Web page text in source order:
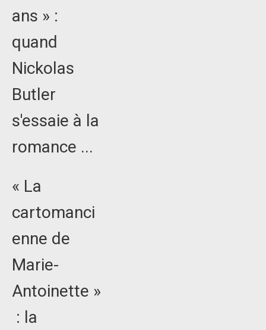
ans » :
quand
Nickolas
Butler
s'essaie à la
romance ...
« La
cartomanci
enne de
Marie-
Antoinette »
: la